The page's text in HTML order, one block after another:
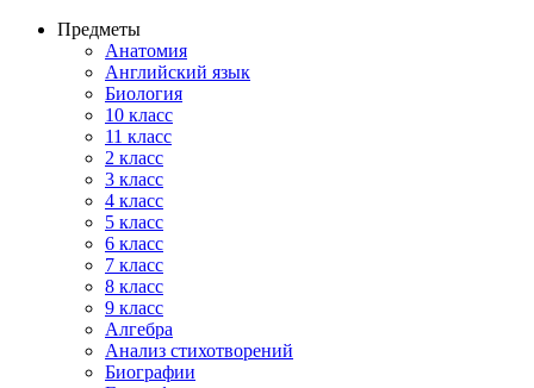
Предметы
Анатомия
Английский язык
Биология
10 класс
11 класс
2 класс
3 класс
4 класс
5 класс
6 класс
7 класс
8 класс
9 класс
Алгебра
Анализ стихотворений
Биографии